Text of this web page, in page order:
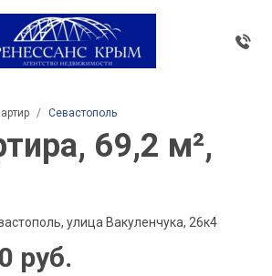
Севастополь
69,2 м²,
улица Вакуленчука, 26к4
руб.